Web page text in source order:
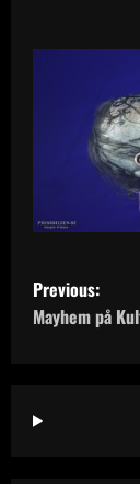
P
o
t
Previous:
Mayhem på